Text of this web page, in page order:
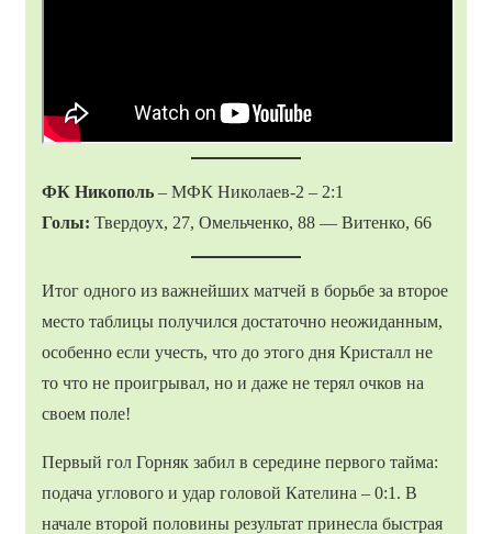
ФК Никополь – МФК Николаев-2 – 2:1
Голы: Твердоух, 27, Омельченко, 88 — Витенко, 66
Итог одного из важнейших матчей в борьбе за второе
место таблицы получился достаточно неожиданным,
особенно если учесть, что до этого дня Кристалл не
то что не проигрывал, но и даже не терял очков на
своем поле!
Первый гол Горняк забил в середине первого тайма:
подача углового и удар головой Кателина – 0:1. В
начале второй половины результат принесла быстрая